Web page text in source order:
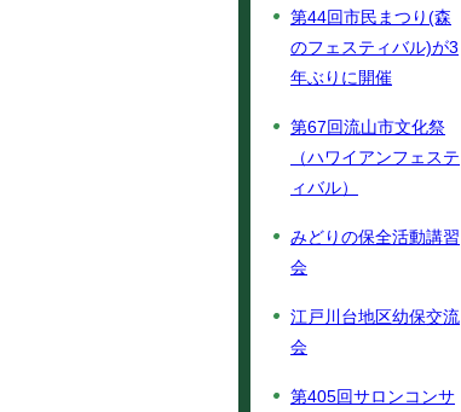
第44回市民まつり(森
のフェスティバル)が3
年ぶりに開催
第67回流山市文化祭
（ハワイアンフェステ
ィバル）
みどりの保全活動講習
会
江戸川台地区幼保交流
会
第405回サロンコンサ